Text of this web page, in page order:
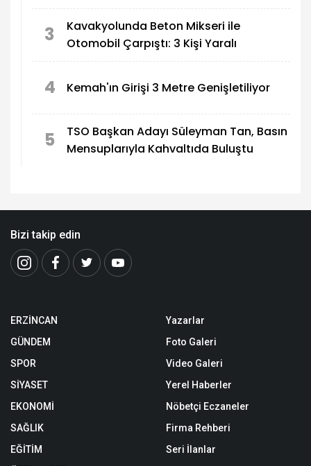
3
Kavakyolunda Beton Mikseri ile
Otomobil Çarpıştı: 3 Kişi Yaralı
4 Kemah'ın Girişi 3 Metre Genişletiliyor
5
TSO Başkan Adayı Süleyman Tan, Basın
Mensuplarıyla Kahvaltıda Buluştu
Bizi takip edin
ERZİNCAN
GÜNDEM
SPOR
SİYASET
EKONOMİ
SAĞLIK
EĞİTİM
Yazarlar
Foto Galeri
Video Galeri
Yerel Haberler
Nöbetçi Eczaneler
Firma Rehberi
Seri İlanlar